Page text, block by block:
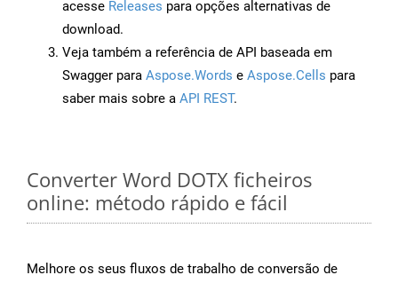
acesse Releases para opções alternativas de
download.
Veja também a referência de API baseada em
Swagger para Aspose.Words e Aspose.Cells para
saber mais sobre a API REST.
Converter Word DOTX ficheiros
online: método rápido e fácil
Melhore os seus fluxos de trabalho de conversão de